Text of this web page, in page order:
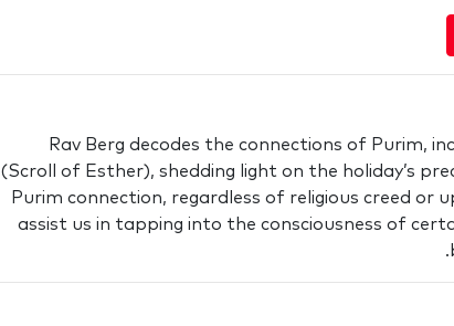
Rav Berg decodes the connections of Purim,
(Scroll of Esther), shedding light on the holiday’s
Purim connection, regardless of religious creed or
assist us in tapping into the consciousness of